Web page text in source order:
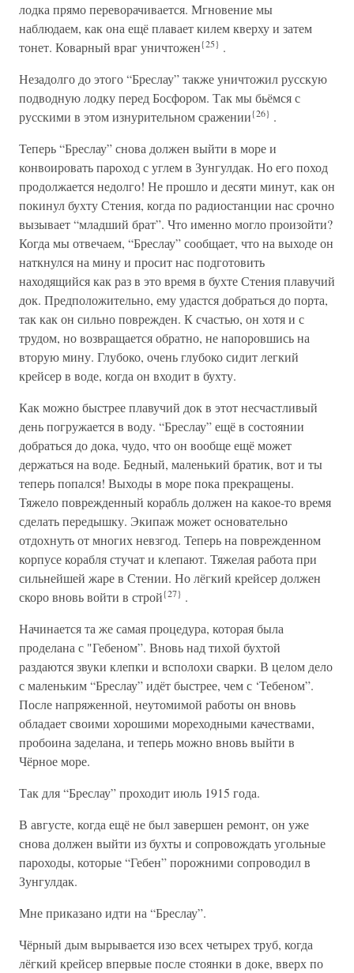
лодка прямо переворачивается. Мгновение мы
наблюдаем, как она ещё плавает килем кверху и затем
тонет. Коварный враг уничтожен{25} .
Незадолго до этого “Бреслау” также уничтожил русскую
подводную лодку перед Босфором. Так мы бьёмся с
русскими в этом изнурительном сражении{26} .
Теперь “Бреслау” снова должен выйти в море и
конвоировать пароход с углем в Зунгулдак. Но его поход
продолжается недолго! Не прошло и десяти минут, как он
покинул бухту Стения, когда по радиостанции нас срочно
вызывает “младший брат”. Что именно могло произойти?
Когда мы отвечаем, “Бреслау” сообщает, что на выходе он
наткнулся на мину и просит нас подготовить
находящийся как раз в это время в бухте Стения плавучий
док. Предположительно, ему удастся добраться до порта,
так как он сильно поврежден. К счастью, он хотя и с
трудом, но возвращается обратно, не напоровшись на
вторую мину. Глубоко, очень глубоко сидит легкий
крейсер в воде, когда он входит в бухту.
Как можно быстрее плавучий док в этот несчастливый
день погружается в воду. “Бреслау” ещё в состоянии
добраться до дока, чудо, что он вообще ещё может
держаться на воде. Бедный, маленький братик, вот и ты
теперь попался! Выходы в море пока прекращены.
Тяжело поврежденный корабль должен на какое-то время
сделать передышку. Экипаж может основательно
отдохнуть от многих невзгод. Теперь на поврежденном
корпусе корабля стучат и клепают. Тяжелая работа при
сильнейшей жаре в Стении. Но лёгкий крейсер должен
скоро вновь войти в строй{27} .
Начинается та же самая процедура, которая была
проделана с "Гебеном”. Вновь над тихой бухтой
раздаются звуки клепки и всполохи сварки. В целом дело
с маленьким “Бреслау” идёт быстрее, чем с ‘Тебеном”.
После напряженной, неутомимой работы он вновь
обладает своими хорошими мореходными качествами,
пробоина заделана, и теперь можно вновь выйти в
Чёрное море.
Так для “Бреслау” проходит июль 1915 года.
В августе, когда ещё не был завершен ремонт, он уже
снова должен выйти из бухты и сопровождать угольные
пароходы, которые “Гебен” порожними сопроводил в
Зунгулдак.
Мне приказано идти на “Бреслау”.
Чёрный дым вырывается изо всех четырех труб, когда
лёгкий крейсер впервые после стоянки в доке, вверх по